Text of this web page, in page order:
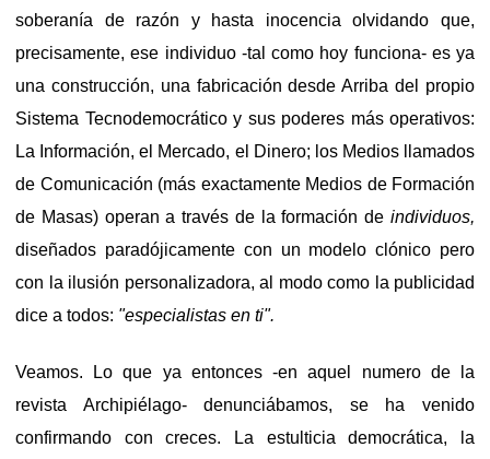
soberanía de razón y hasta inocencia olvidando que,
precisamente, ese individuo -tal como hoy funciona- es ya
una construcción, una fabricación desde Arriba del propio
Sistema Tecnodemocrático y sus poderes más operativos:
La Información, el Mercado, el Dinero; los Medios llamados
de Comunicación (más exactamente Medios de Formación
de Masas) operan a través de la formación de individuos,
diseñados paradójicamente con un modelo clónico pero
con la ilusión personalizadora, al modo como la publicidad
dice a todos: "especialistas en ti".
Veamos. Lo que ya entonces -en aquel numero de la
revista Archipiélago- denunciábamos, se ha venido
confirmando con creces. La estulticia democrática, la